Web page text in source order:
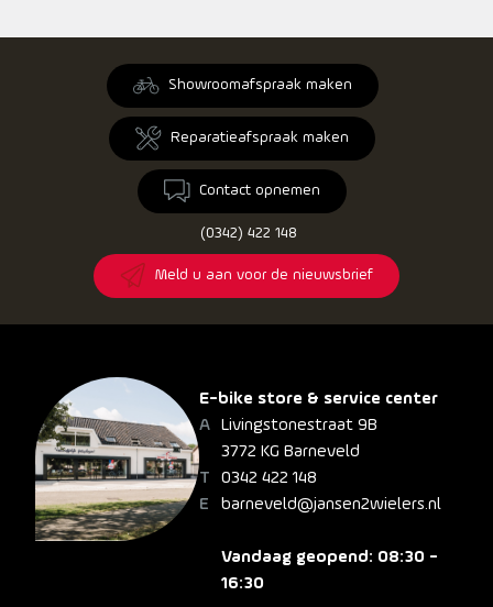
Showroomafspraak maken
Reparatieafspraak maken
Contact opnemen
(0342) 422 148
Meld u aan voor de nieuwsbrief
E-bike store & service center
Livingstonestraat 9B
3772 KG Barneveld
0342 422 148
barneveld@jansen2wielers.nl
Vandaag geopend: 08:30 -
16:30